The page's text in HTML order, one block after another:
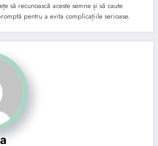
să recunoască aceste semne și să caute
pentru a evita complicațiile serioase.